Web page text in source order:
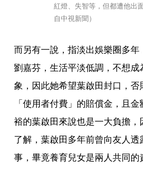
紅燈、失智等，但都遭他出
自中視新聞）
而另有一說，指淡出娛樂圈多
劉嘉芬，生活平淡低調，不想
象，因此她希望葉啟田封口，
「使用者付費」的賠償金，且
裕的葉啟田來說也是一大負擔
了解，葉啟田多年前曾向友人透
事，畢竟養育兒女是兩人共同的